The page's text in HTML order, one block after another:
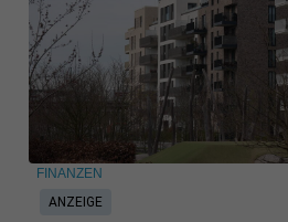
ANZEIGE
FINANZEN